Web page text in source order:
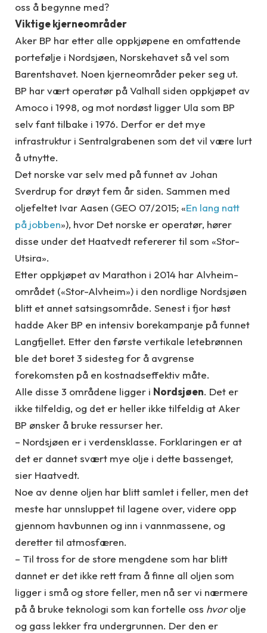
oss å begynne med?
Viktige kjerneområder
Aker BP har etter alle oppkjøpene en omfattende
portefølje i Nordsjøen, Norskehavet så vel som
Barentshavet. Noen kjerneområder peker seg ut.
BP har vært operatør på Valhall siden oppkjøpet av
Amoco i 1998, og mot nordøst ligger Ula som BP
selv fant tilbake i 1976. Derfor er det mye
infrastruktur i Sentralgrabenen som det vil være lurt
å utnytte.
Det norske var selv med på funnet av Johan
Sverdrup for drøyt fem år siden. Sammen med
oljefeltet Ivar Aasen (GEO 07/2015; «En lang natt
på jobben»), hvor Det norske er operatør, hører
disse under det Haatvedt refererer til som «Stor-
Utsira».
Etter oppkjøpet av Marathon i 2014 har Alvheim-
området («Stor-Alvheim») i den nordlige Nordsjøen
blitt et annet satsingsområde. Senest i fjor høst
hadde Aker BP en intensiv borekampanje på funnet
Langfjellet. Etter den første vertikale letebrønnen
ble det boret 3 sidesteg for å avgrense
forekomsten på en kostnadseffektiv måte.
Alle disse 3 områdene ligger i Nordsjøen. Det er
ikke tilfeldig, og det er heller ikke tilfeldig at Aker
BP ønsker å bruke ressurser her.
– Nordsjøen er i verdensklasse. Forklaringen er at
det er dannet svært mye olje i dette bassenget,
sier Haatvedt.
Noe av denne oljen har blitt samlet i feller, men det
meste har unnsluppet til lagene over, videre opp
gjennom havbunnen og inn i vannmassene, og
deretter til atmosfæren.
– Til tross for de store mengdene som har blitt
dannet er det ikke rett fram å finne all oljen som
ligger i små og store feller, men nå ser vi nærmere
på å bruke teknologi som kan fortelle oss hvorolje
og gass lekker fra undergrunnen. Der den er